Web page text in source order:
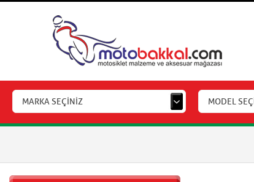
MARKA SEÇİNİZ MODEL